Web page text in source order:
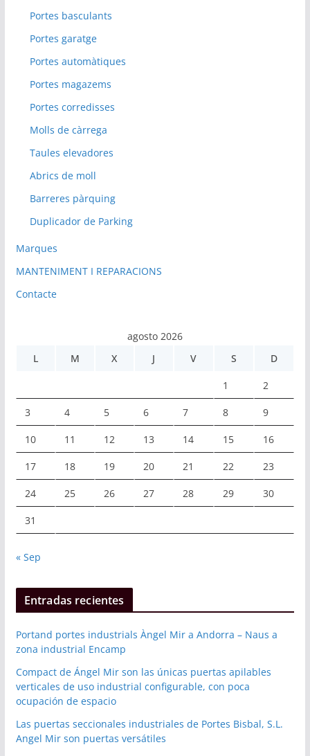
Portes basculants
Portes garatge
Portes automàtiques
Portes magazems
Portes corredisses
Molls de càrrega
Taules elevadores
Abrics de moll
Barreres pàrquing
Duplicador de Parking
Marques
MANTENIMENT I REPARACIONS
Contacte
agosto 2026
L
M X J V S D
1 2
3 4 5 6 7 8 9
10 11 12 13 14 15 16
17 18 19 20 21 22 23
24 25 26 27 28 29 30
31
« Sep
Entradas recientes
Portand portes industrials Àngel Mir a Andorra – Naus a
zona industrial Encamp
Compact de Ángel Mir son las únicas puertas apilables
verticales de uso industrial configurable, con poca
ocupación de espacio
Las puertas seccionales industriales de Portes Bisbal, S.L.
Angel Mir son puertas versátiles